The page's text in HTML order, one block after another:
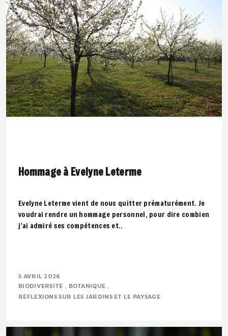
Hommage à Evelyne Leterme
Evelyne Leterme vient de nous quitter prématurément. Je
voudrai rendre un hommage personnel, pour dire combien
j’ai admiré ses compétences et..
5 AVRIL 2026
BIODIVERSITÉ
BOTANIQUE
RÉFLEXIONS SUR LES JARDINS ET LE PAYSAGE